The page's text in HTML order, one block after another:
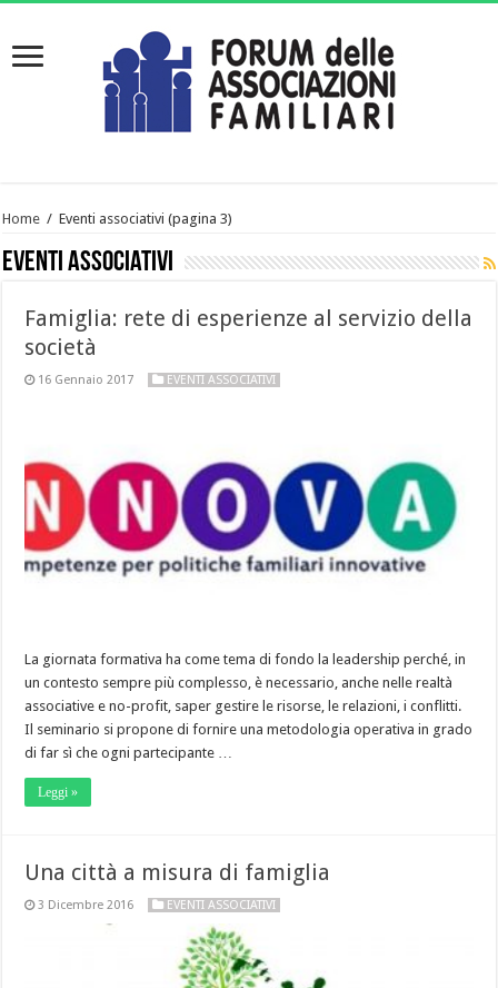
Home / Eventi associativi (pagina 3)
Eventi associativi
Famiglia: rete di esperienze al servizio della
società
16 Gennaio 2017 EVENTI ASSOCIATIVI
La giornata formativa ha come tema di fondo la leadership perché, in
un contesto sempre più complesso, è necessario, anche nelle realtà
associative e no-profit, saper gestire le risorse, le relazioni, i conflitti.
Il seminario si propone di fornire una metodologia operativa in grado
di far sì che ogni partecipante …
Leggi »
Una città a misura di famiglia
3 Dicembre 2016 EVENTI ASSOCIATIVI